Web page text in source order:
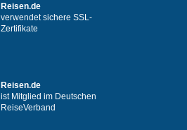
Reisen.de
verwendet sichere SSL-
Zertifikate
Reisen.de
ist Mitglied im Deutschen
ReiseVerband